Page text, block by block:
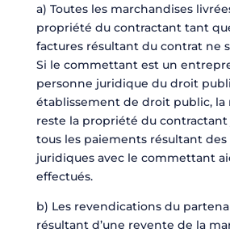
a) Toutes les marchandises
propriété du contractant tant
factures résultant du contrat ne
Si le commettant est un
personne juridique du droit
établissement de droit public, la
reste la propriété du contractant
tous les paiements résultant
juridiques avec le commettant
effectués.
b) Les revendications du
résultant d’une revente de la